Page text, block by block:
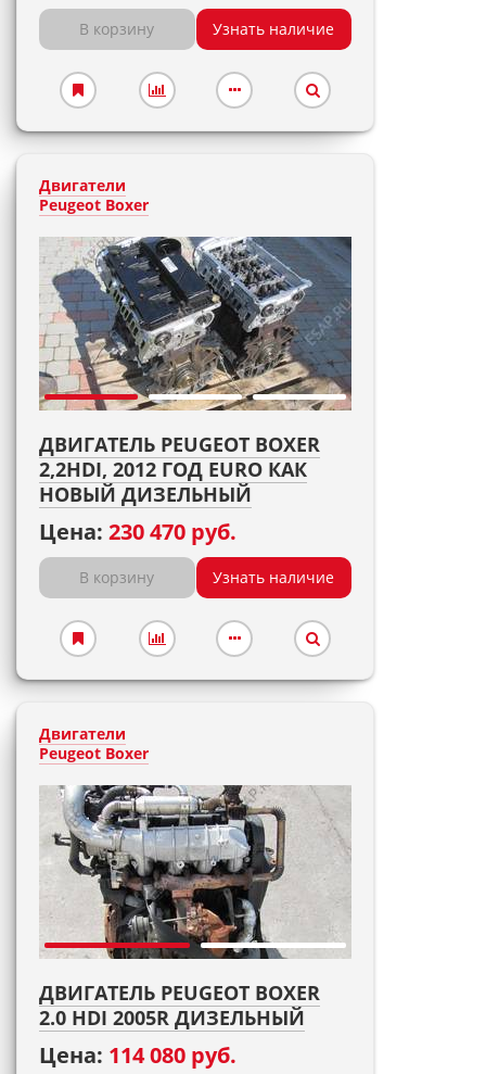
В корзину Узнать наличие
Двигатели
Peugeot Boxer
ДВИГАТЕЛЬ PEUGEOT BOXER
2,2HDI, 2012 ГОД EURO КАК
НОВЫЙ ДИЗЕЛЬНЫЙ
Цена: 230 470 руб.
В корзину Узнать наличие
Двигатели
Peugeot Boxer
ДВИГАТЕЛЬ PEUGEOT BOXER
2.0 HDI 2005R ДИЗЕЛЬНЫЙ
Цена: 114 080 руб.